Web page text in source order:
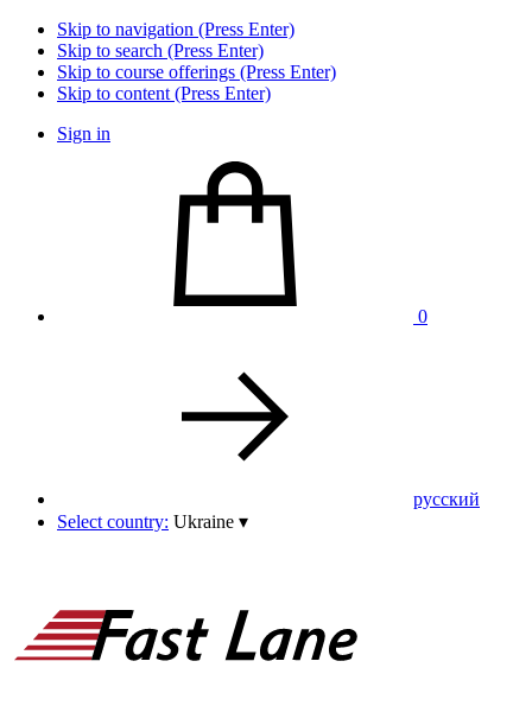
Skip to navigation (Press Enter)
Skip to search (Press Enter)
Skip to course offerings (Press Enter)
Skip to content (Press Enter)
Sign in
0
pусский
Select country: Ukraine ▾